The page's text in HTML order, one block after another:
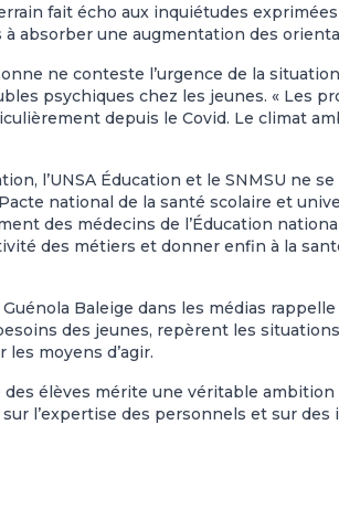
fait écho aux inquiétudes
à absorber une augmentation des
ne conteste l’urgence de la
psychiques chez les jeunes. « Les
depuis le Covid. Le climat
l’UNSA Éducation et le SNMSU ne
national de la santé scolaire et
des médecins de l’Éducation
des métiers et donner enfin à la
Baleige dans les médias
des jeunes, repèrent les
moyens d’agir.
des élèves mérite une véritable
sur l’expertise des personnels et sur